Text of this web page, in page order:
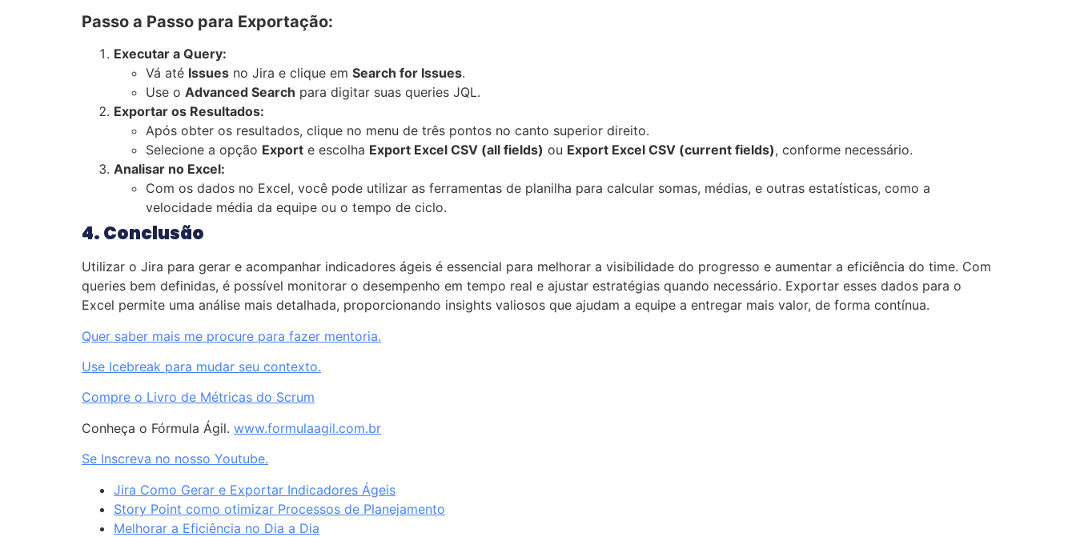
Passo a Passo para Exportação:
Executar a Query:
Vá até Issues no Jira e clique em Search for Issues.
Use o Advanced Search para digitar suas queries JQL.
Exportar os Resultados:
Após obter os resultados, clique no menu de três pontos no canto superior direito.
Selecione a opção Export e escolha Export Excel CSV (all fields) ou Export Excel CSV (current fields), conforme necessário.
Analisar no Excel:
Com os dados no Excel, você pode utilizar as ferramentas de planilha para calcular somas, médias, e outras estatísticas, como a
velocidade média da equipe ou o tempo de ciclo.
4. Conclusão
Utilizar o Jira para gerar e acompanhar indicadores ágeis é essencial para melhorar a visibilidade do progresso e aumentar a eficiência do time. Com
queries bem definidas, é possível monitorar o desempenho em tempo real e ajustar estratégias quando necessário. Exportar esses dados para o
Excel permite uma análise mais detalhada, proporcionando insights valiosos que ajudam a equipe a entregar mais valor, de forma contínua.
Quer saber mais me procure para fazer mentoria.
Use Icebreak para mudar seu contexto.
Compre o Livro de Métricas do Scrum
Conheça o Fórmula Ágil. www.formulaagil.com.br
Se Inscreva no nosso Youtube.
Jira Como Gerar e Exportar Indicadores Ágeis
Story Point como otimizar Processos de Planejamento
Melhorar a Eficiência no Dia a Dia